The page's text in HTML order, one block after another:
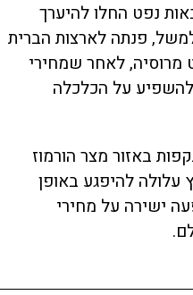
נפט החלו להיערך
פנתה לארצות הברית
לאחר שמחירי
על הכלכלה
באזור מצר הורמוז
להיפגע באופן
ישירה על מחירי